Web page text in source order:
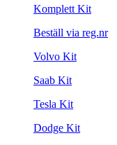
Komplett Kit
Beställ via reg.nr
Volvo Kit
Saab Kit
Tesla Kit
Dodge Kit